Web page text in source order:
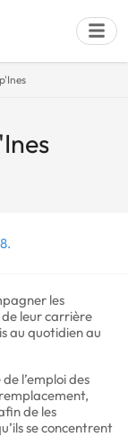
les
leur carrière
au quotidien au
l’emploi des
de les
se concentrent